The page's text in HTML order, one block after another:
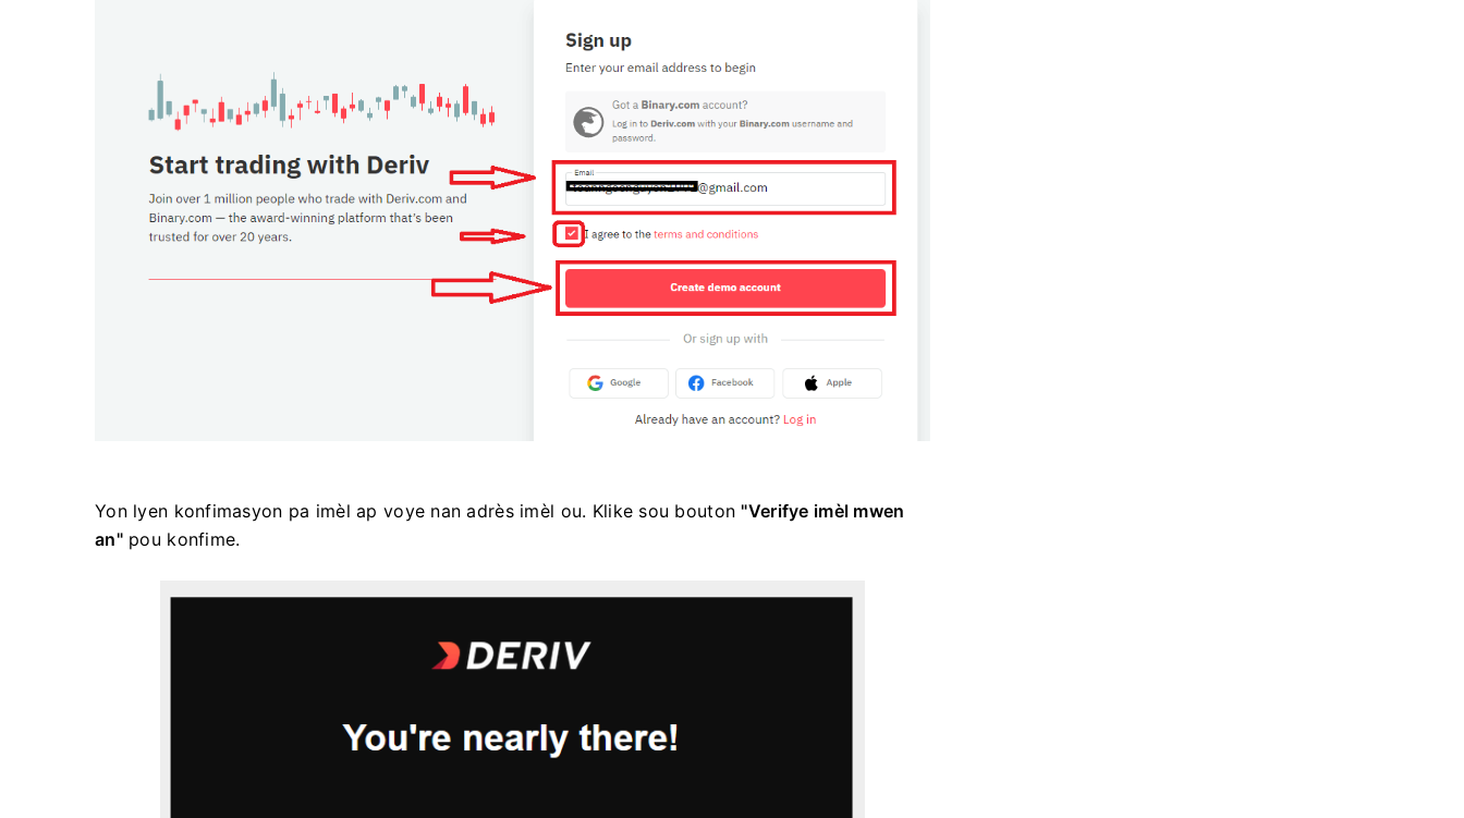
Yon lyen konfimasyon pa imèl ap voye nan adrès imèl ou. Klike sou bouton "Verifye imèl mwen
an"pou konfime.